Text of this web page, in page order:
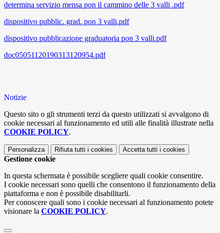
determina servizio mensa pon il cammino delle 3 valli .pdf
dispositivo pubblic. grad. pon 3 valli.pdf
dispositivo pubblicazione graduatoria pon 3 valli.pdf
doc05051120190313120954.pdf
Notizie
Questo sito o gli strumenti terzi da questo utilizzati si avvalgono di
cookie necessari al funzionamento ed utili alle finalità illustrate nella
COOKIE POLICY.
Personalizza Rifiuta tutti i cookies Accetta tutti i cookies
Gestione cookie
In questa schermata è possibile scegliere quali cookie consentire.
I cookie necessari sono quelli che consentono il funzionamento della
piattaforma e non è possibile disabilitarli.
Per conoscere quali sono i cookie necessari al funzionamento potete
visionare la COOKIE POLICY.